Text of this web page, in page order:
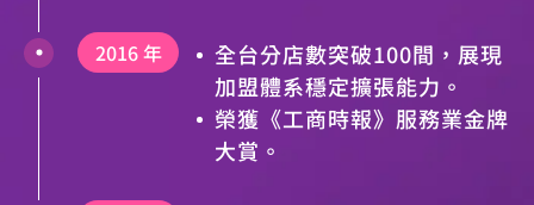
2016 年
全台分店數突破100間，展現
加盟體系穩定擴張能力。
榮獲《工商時報》服務業金牌
大賞。